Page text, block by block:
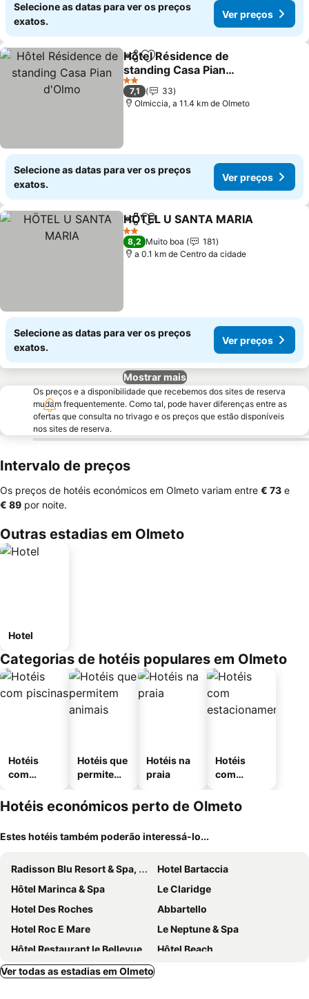
Selecione as datas para ver os preços
exatos.
Ver preços
PartilharAdicionar aos favoritos
Hôtel Résidence de
standing Casa Pian
d'Olmo
2 Estrelas
7,1
33
Olmiccia, a 11.4 km de Olmeto
Selecione as datas para ver os preços
exatos.
Ver preços
PartilharAdicionar aos favoritos
HÖTEL U SANTA MARIA
2 Estrelas
8,2 Muito boa
181
a 0.1 km de Centro da cidade
Selecione as datas para ver os preços
exatos.
Ver preços
Mostrar mais
Os preços e a disponibilidade que recebemos dos sites de reserva
mudam frequentemente. Como tal, pode haver diferenças entre as
ofertas que consulta no trivago e os preços que estão disponíveis
nos sites de reserva.
Intervalo de preços
Os preços de hotéis económicos em Olmeto variam entre ‎€ 73 e
‎€ 89 por noite.
Outras estadias em Olmeto
Hotel
Categorias de hotéis populares em Olmeto
Hotéis
com
Hotéis que
permitem
Hotéis na
praia
Hotéis
com
mento
Hotéis económicos perto de Olmeto
Estes hotéis também poderão interessá-lo...
Radisson Blu Resort & Spa, Ajaccio Bay
Hotel Bartaccia
Hôtel Marinca & Spa
Le Claridge
Hotel Des Roches
Abbartello
Hotel Roc E Mare
Le Neptune & Spa
Hôtel Restaurant le Bellevue
Hôtel Beach
Hotel Les Eucalyptus
Ver todas as estadias em Olmeto